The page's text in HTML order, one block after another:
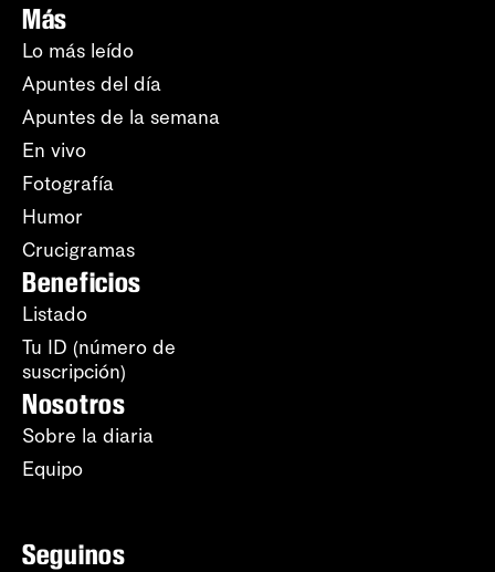
Más
Lo más leído
Apuntes del día
Apuntes de la semana
En vivo
Fotografía
Humor
Crucigramas
Beneficios
Listado
Tu ID (número de
suscripción)
Nosotros
Sobre la diaria
Equipo
Seguinos